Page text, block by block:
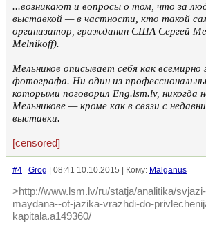
...возникают и вопросы о том, что за
выставкой — в частности, кто такой
организатор, гражданин США Сергей
Melnikoff).
Мельников описывает себя как всемирно
фотографа. Ни один из
которыми поговорил Eng.lsm.lv, никогда
Мельникове — кроме как в связи с
выставки.
[censored]
#4 Grog | 08:41 10.10.2015 | Кому: Malganus
>http://www.lsm.lv/ru/statja/analitika/
maydana--ot-jazika-vrazhdi-do-
kapitala.a149360/